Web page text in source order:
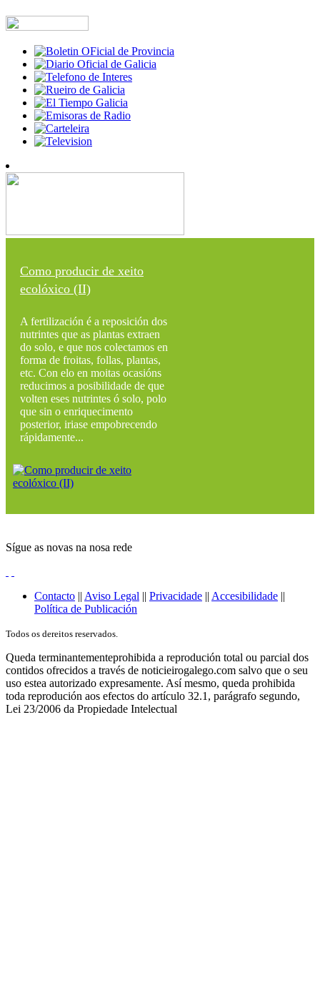
Como producir de xeito
ecolóxico (II)
A fertilización é a reposición dos
nutrintes que as plantas extraen
do solo, e que nos colectamos en
forma de froitas, follas, plantas,
etc. Con elo en moitas ocasións
reducimos a posibilidade de que
volten eses nutrintes ó solo, polo
que sin o enriquecimento
posterior, iriase empobrecendo
rápidamente...
Sígue as novas na nosa rede
Contacto || Aviso Legal || Privacidade || Accesibilidade ||
Política de Publicación
Todos os dereitos reservados.
Queda terminantementeprohibida a reprodución total ou parcial dos
contidos ofrecidos a través de noticieirogalego.com salvo que o seu
uso estea autorizado expresamente. Así mesmo, queda prohibida
toda reprodución aos efectos do artículo 32.1, parágrafo segundo,
Lei 23/2006 da Propiedade Intelectual